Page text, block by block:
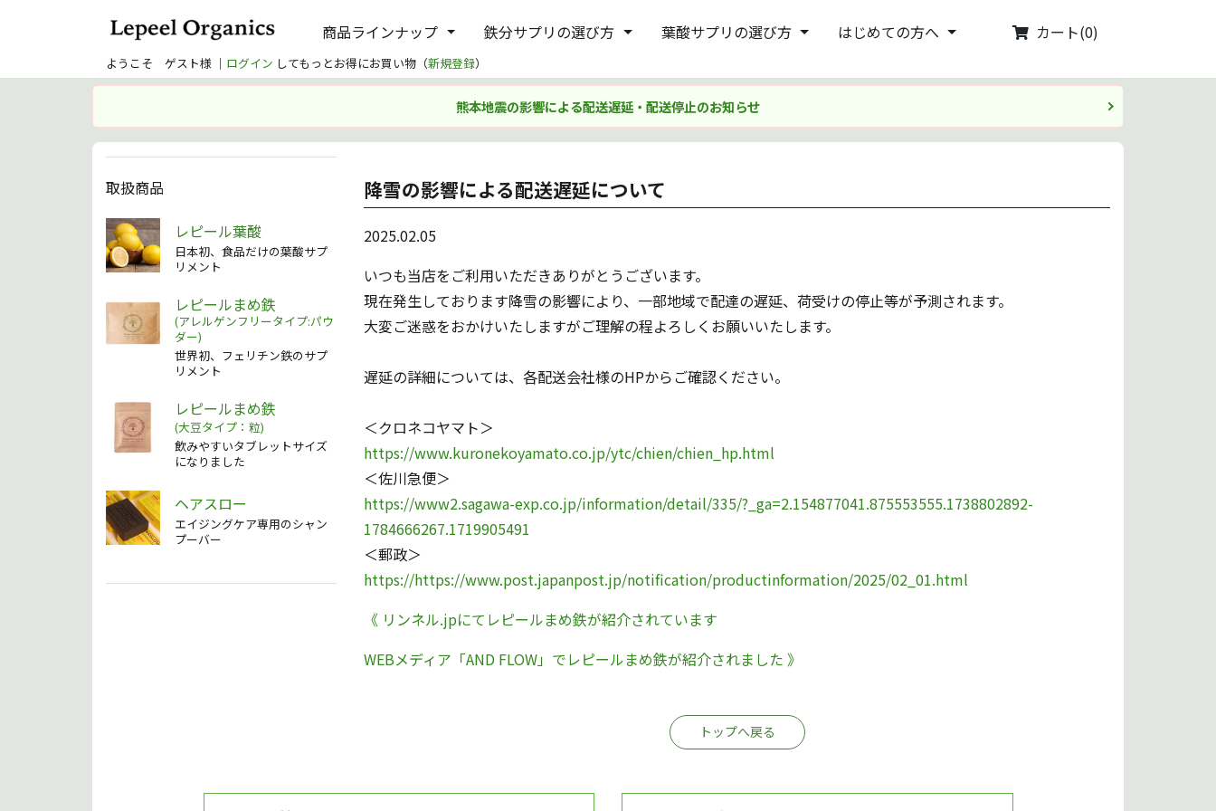
商品ラインナップ 鉄分サプリの選び方 葉酸サプリの選び方 はじめての方へ カート(0)
ようこそ ゲスト様 ｜ ログイン してもっとお得にお買い物（新規登録）
熊本地震の影響による配送遅延・配送停止のお知らせ
取扱商品
レピール葉酸
日本初、食品だけの葉酸サプ
リメント
レピールまめ鉄
(アレルゲンフリータイプ:パウ
ダー)
世界初、フェリチン鉄のサプ
リメント
レピールまめ鉄
(大豆タイプ：粒)
飲みやすいタブレットサイズ
になりました
ヘアスロー
エイジングケア専用のシャン
プーバー
降雪の影響による配送遅延について
2025.02.05
いつも当店をご利用いただきありがとうございます。
現在発生しております降雪の影響により、一部地域で配達の遅延、荷受けの停止等が予測されます。
大変ご迷惑をおかけいたしますがご理解の程よろしくお願いいたします。
遅延の詳細については、各配送会社様のHPからご確認ください。
＜クロネコヤマト＞
https://www.kuronekoyamato.co.jp/ytc/chien/chien_hp.html
＜佐川急便＞
https://www2.sagawa-exp.co.jp/information/detail/335/?_ga=2.154877041.875553555.1738802892-
1784666267.1719905491
＜郵政＞
https://https://www.post.japanpost.jp/notification/productinformation/2025/02_01.html
《 リンネル.jpにてレピールまめ鉄が紹介されています
WEBメディア「AND FLOW」でレピールまめ鉄が紹介されました 》
トップへ戻る